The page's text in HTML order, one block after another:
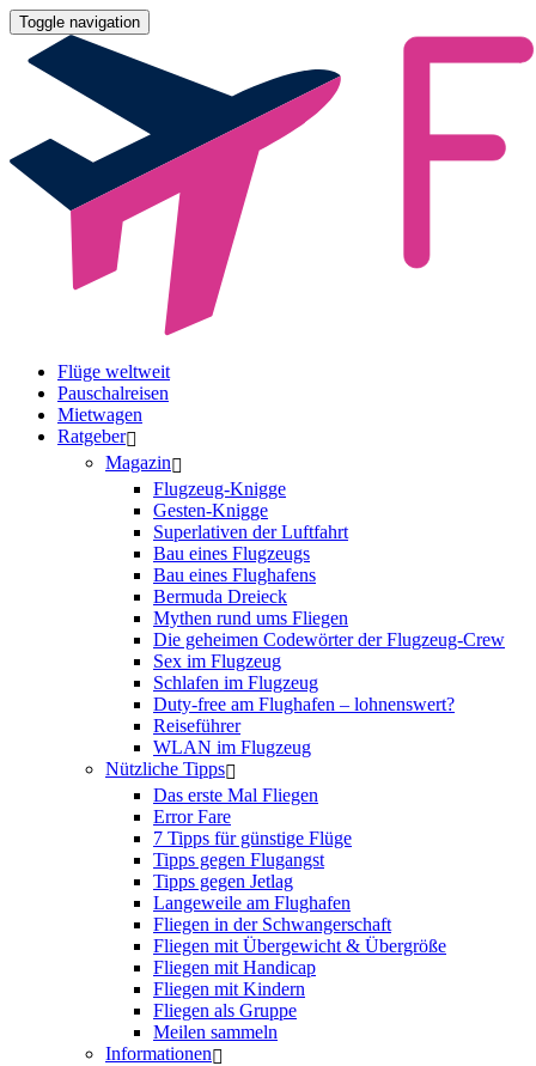
Toggle navigation
Flüge weltweit
Pauschalreisen
Mietwagen
Ratgeber
Magazin
Flugzeug-Knigge
Gesten-Knigge
Superlativen der Luftfahrt
Bau eines Flugzeugs
Bau eines Flughafens
Bermuda Dreieck
Mythen rund ums Fliegen
Die geheimen Codewörter der Flugzeug-Crew
Sex im Flugzeug
Schlafen im Flugzeug
Duty-free am Flughafen – lohnenswert?
Reiseführer
WLAN im Flugzeug
Nützliche Tipps
Das erste Mal Fliegen
Error Fare
7 Tipps für günstige Flüge
Tipps gegen Flugangst
Tipps gegen Jetlag
Langeweile am Flughafen
Fliegen in der Schwangerschaft
Fliegen mit Übergewicht & Übergröße
Fliegen mit Handicap
Fliegen mit Kindern
Fliegen als Gruppe
Meilen sammeln
Informationen